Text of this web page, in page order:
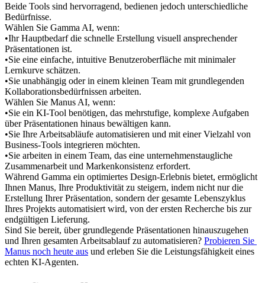
Beide Tools sind hervorragend, bedienen jedoch unterschiedliche
Bedürfnisse.
Wählen Sie Gamma AI, wenn:
•Ihr Hauptbedarf die schnelle Erstellung visuell ansprechender
Präsentationen ist.
•Sie eine einfache, intuitive Benutzeroberfläche mit minimaler
Lernkurve schätzen.
•Sie unabhängig oder in einem kleinen Team mit grundlegenden
Kollaborationsbedürfnissen arbeiten.
Wählen Sie Manus AI, wenn:
•Sie ein KI-Tool benötigen, das mehrstufige, komplexe Aufgaben
über Präsentationen hinaus bewältigen kann.
•Sie Ihre Arbeitsabläufe automatisieren und mit einer Vielzahl von
Business-Tools integrieren möchten.
•Sie arbeiten in einem Team, das eine unternehmenstaugliche
Zusammenarbeit und Markenkonsistenz erfordert.
Während Gamma ein optimiertes Design-Erlebnis bietet, ermöglicht
Ihnen Manus, Ihre Produktivität zu steigern, indem nicht nur die
Erstellung Ihrer Präsentation, sondern der gesamte Lebenszyklus
Ihres Projekts automatisiert wird, von der ersten Recherche bis zur
endgültigen Lieferung.
Sind Sie bereit, über grundlegende Präsentationen hinauszugehen
und Ihren gesamten Arbeitsablauf zu automatisieren? Probieren Sie
Manus noch heute aus und erleben Sie die Leistungsfähigkeit eines
echten KI-Agenten.